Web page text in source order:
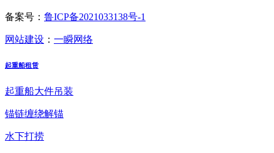
备案号： 鲁ICP备2021033138号-1
网站建设 ： 一瞬网络
起重船租赁
起重船大件吊装
锚链缠绕解锚
水下打捞